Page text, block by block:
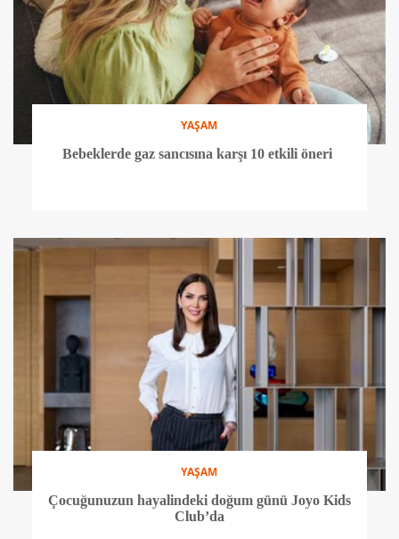
YAŞAM
Bebeklerde gaz sancısına karşı 10 etkili öneri
YAŞAM
Çocuğunuzun hayalindeki doğum günü Joyo Kids
Club’da